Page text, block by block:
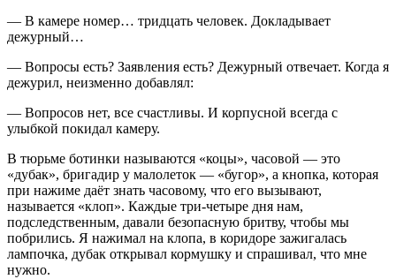
— В камере номер… тридцать человек. Докладывает
дежурный…
— Вопросы есть? Заявления есть? Дежурный отвечает. Когда я
дежурил, неизменно добавлял:
— Вопросов нет, все счастливы. И корпусной всегда с
улыбкой покидал камеру.
В тюрьме ботинки называются «коцы», часовой — это
«дубак», бригадир у малолеток — «бугор», а кнопка, которая
при нажиме даёт знать часовому, что его вызывают,
называется «клоп». Каждые три-четыре дня нам,
подследственным, давали безопасную бритву, чтобы мы
побрились. Я нажимал на клопа, в коридоре зажигалась
лампочка, дубак открывал кормушку и спрашивал, что мне
нужно.